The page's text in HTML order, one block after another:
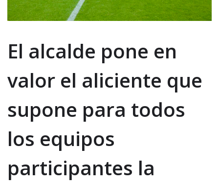
El alcalde pone en
valor el aliciente que
supone para todos
los equipos
participantes la